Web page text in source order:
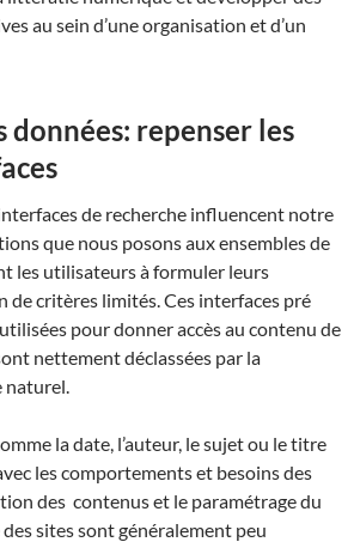
au sein d’une organisation et d’un
repenser les
de recherche influencent notre
que nous posons aux ensembles de
les utilisateurs à formuler leurs
de critères limités. Ces interfaces pré
pour donner accès au contenu de
nettement déclassées par la
naturel.
la date, l’auteur, le sujet ou le titre
les comportements et besoins des
des contenus et le paramétrage du
sites sont généralement peu